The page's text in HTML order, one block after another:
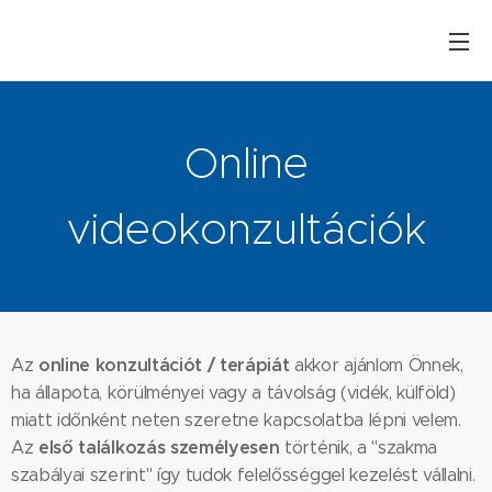
Online
videokonzultációk
Az online konzultációt / terápiát akkor ajánlom Önnek,
ha állapota, körülményei vagy a távolság (vidék, külföld)
miatt időnként neten szeretne kapcsolatba lépni velem.
Az első találkozás személyesen történik, a "szakma
szabályai szerint" így tudok felelősséggel kezelést vállalni.